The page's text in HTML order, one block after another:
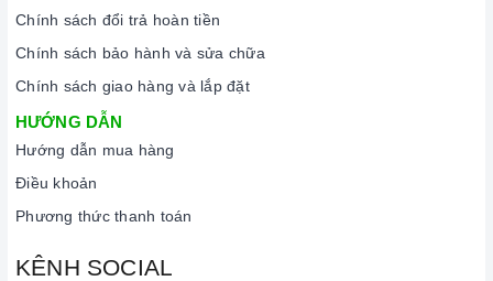
Chính sách đổi trả hoàn tiền
Chính sách bảo hành và sửa chữa
Chính sách giao hàng và lắp đặt
HƯỚNG DẪN
Hướng dẫn mua hàng
Điều khoản
Phương thức thanh toán
KÊNH SOCIAL